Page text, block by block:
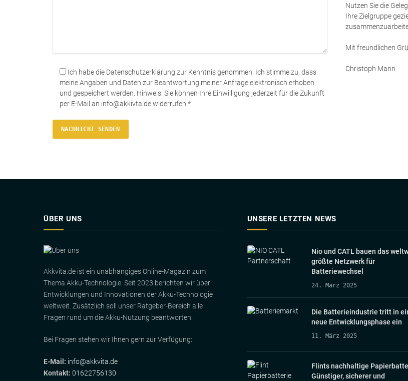
Ich habe die Datenschutzerklärung zur Kenntnis genommen. Ich stimme zu, dass
meine Angaben und Daten zur Beantwortung meiner Anfrage elektronisch erhoben
und gespeichert werden. Hinweis: Sie können Ihre Einwilligung jederzeit für die Zukunft
per E-Mail an info@akkivta.de widerrufen.*
Nutzen Sie die
Ihre Zielgruppe
Mit freundlichen
Christoph Mann
ÜBER UNS
Akkvita.de ist ein unabhängiges Online-Magazin zum
Thema Akku-Technologie. Seit 2023 berichten wir über
Entwicklungen und Innovationen der Akku-Technologie
weltweit. Zusätzlich soll unser Ratgeber-Bereich alle
Fragen rund um die Akku-Nutzung beantworten.
Bei Fragen stehen wir Ihnen gern zur Verfügung:
E-Mail: info@akkvita.de
Kontakt: 01622756130
UNSERE LETZTEN NEWS
Nio und CATL bauen das
größte Netzwerk für
Batteriewechsel
24. März 2025
Die Batterieindustrie tritt in
neue Entwicklungsphase ein
11. März 2025
Flints nachhaltige
Günstiger, sicherer und